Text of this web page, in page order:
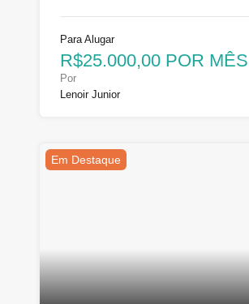
Para Alugar
R$25.000,00 POR MÊS
Por
Lenoir Junior
Em Destaque